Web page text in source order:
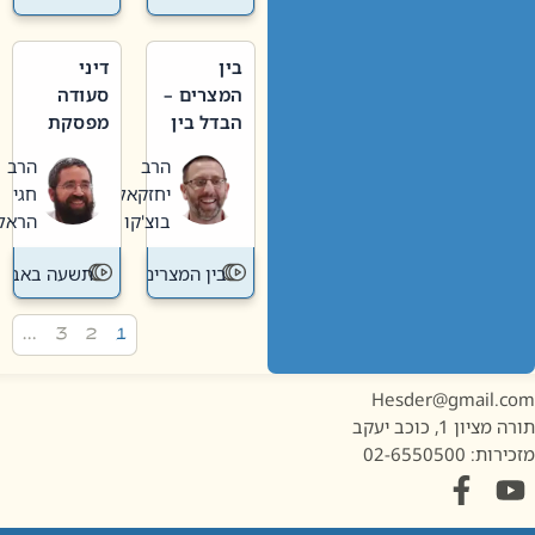
בין
המצרים –
הבדל בין
חדשה
לישנה
הרב
יחזקאל
בוצ'קו
בין המצרים
דיני
סעודה
מפסקת
תשעה
באב
הרב
חגי
הראל
תשעה באב
1, כוכב יעקב
02-6550500